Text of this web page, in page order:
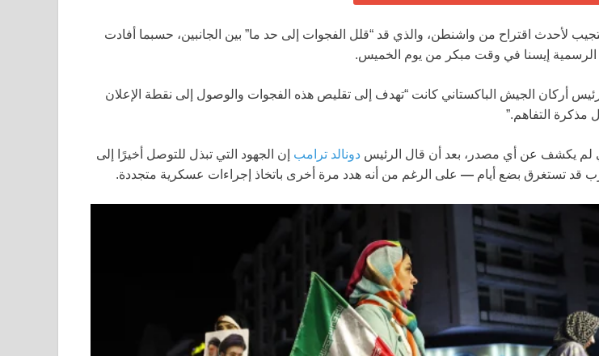
لأحدث اقتراح من واشنطن، والذي قد “قلل الفجوات إلى حد ما” بين الجانبين، حسبما أفادت
الرسمية إيسنا في وقت مبكر من يوم الخميس.
أركان الجيش الباكستاني كانت “تهدف إلى تقليص هذه الفجوات والوصول إلى نقطة الإعلان
التفاهم.”
لم يكشف عن أي مصدر، بعد أن قال الرئيس دونالد ترامب إن الجهود التي تبذل للتوصل أخيرًا إلى
قد تستغرق بضع أيام — على الرغم من أنه هدد مرة أخرى باتخاذ إجراءات عسكرية متجددة.